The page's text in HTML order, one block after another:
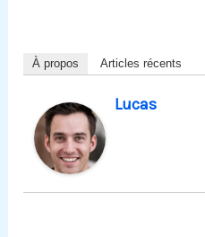
À propos Articles récents
Lucas